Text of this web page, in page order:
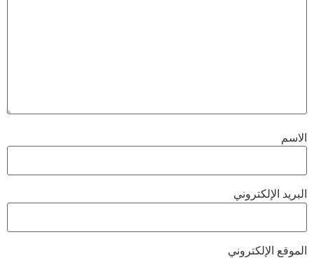
الاسم
البريد الإلكتروني
الموقع الإلكتروني